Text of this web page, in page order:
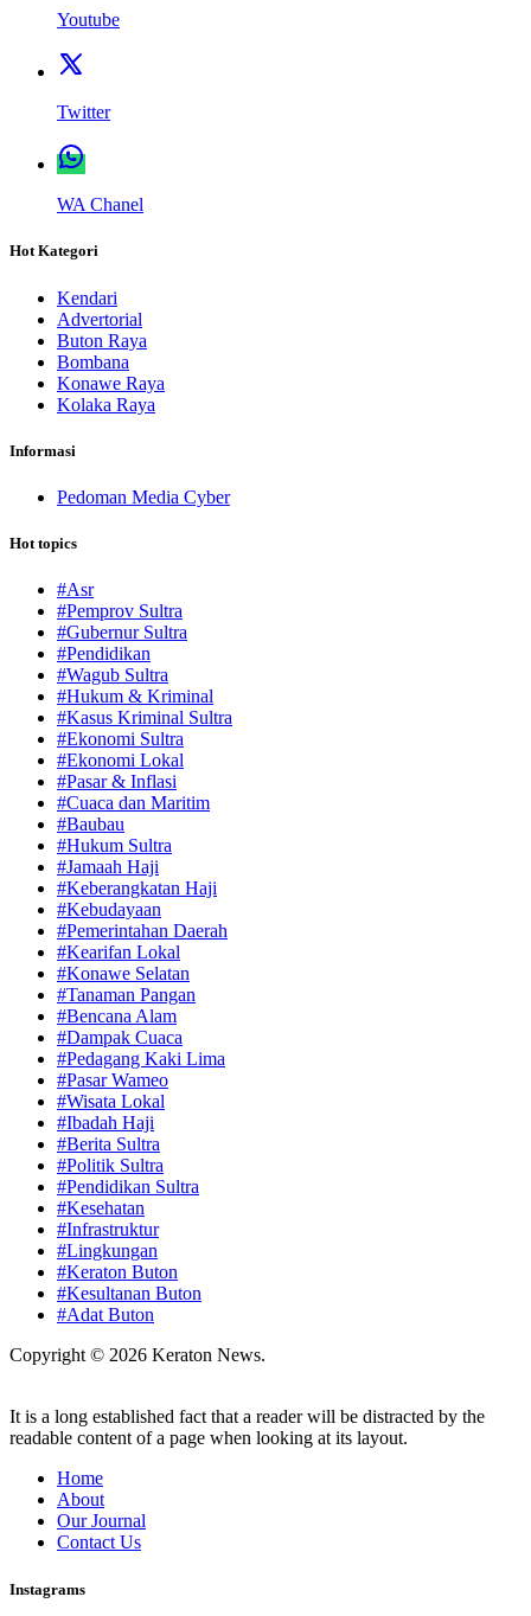
Youtube
Twitter
WA Chanel
Hot Kategori
Kendari
Advertorial
Buton Raya
Bombana
Konawe Raya
Kolaka Raya
Informasi
Pedoman Media Cyber
Hot topics
#Asr
#Pemprov Sultra
#Gubernur Sultra
#Pendidikan
#Wagub Sultra
#Hukum & Kriminal
#Kasus Kriminal Sultra
#Ekonomi Sultra
#Ekonomi Lokal
#Pasar & Inflasi
#Cuaca dan Maritim
#Baubau
#Hukum Sultra
#Jamaah Haji
#Keberangkatan Haji
#Kebudayaan
#Pemerintahan Daerah
#Kearifan Lokal
#Konawe Selatan
#Tanaman Pangan
#Bencana Alam
#Dampak Cuaca
#Pedagang Kaki Lima
#Pasar Wameo
#Wisata Lokal
#Ibadah Haji
#Berita Sultra
#Politik Sultra
#Pendidikan Sultra
#Kesehatan
#Infrastruktur
#Lingkungan
#Keraton Buton
#Kesultanan Buton
#Adat Buton
Copyright © 2026 Keraton News.
It is a long established fact that a reader will be distracted by the
readable content of a page when looking at its layout.
Home
About
Our Journal
Contact Us
Instagrams